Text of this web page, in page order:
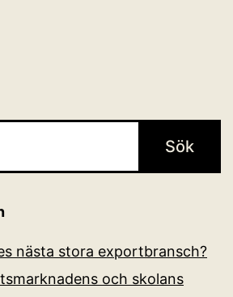
nästa stora exportbransch?
och skolans